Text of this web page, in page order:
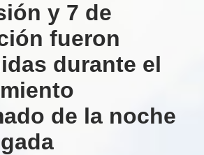
y 7 de
fueron
durante el
de la noche